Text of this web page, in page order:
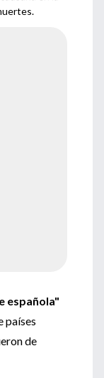
española"
países
de